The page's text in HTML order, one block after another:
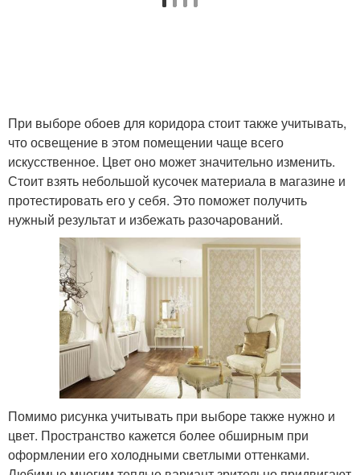
При выборе обоев для коридора стоит также учитывать,
что освещение в этом помещении чаще всего
искусственное. Цвет оно может значительно изменить.
Стоит взять небольшой кусочек материала в магазине и
протестировать его у себя. Это поможет получить
нужный результат и избежать разочарований.
Помимо рисунка учитывать при выборе также нужно и
цвет. Пространство кажется более обширным при
оформлении его холодными светлыми оттенками.